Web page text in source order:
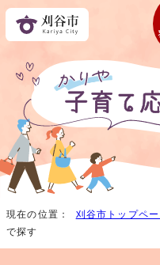
現在の位置： 刈谷市トップペー
で探す